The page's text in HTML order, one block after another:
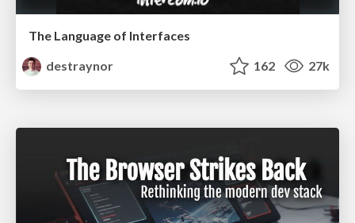
The Language of Interfaces
destraynor
162 27k